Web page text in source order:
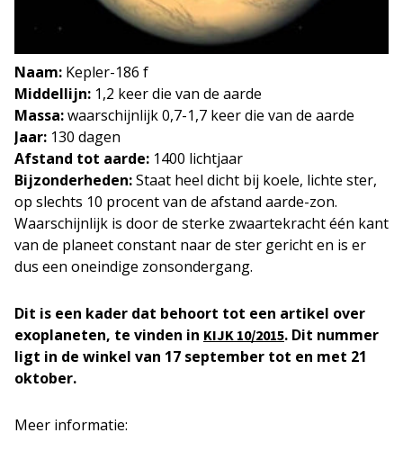
Naam: Kepler-186 f
Middellijn: 1,2 keer die van de aarde
Massa:waarschijnlijk 0,7-1,7 keer die van de aarde
Jaar: 130 dagen
Afstand tot aarde: 1400 lichtjaar
Bijzonderheden:Staat heel dicht bij koele, lichte ster,
op slechts 10 procent van de afstand aarde-zon.
Waarschijnlijk is door de sterke zwaartekracht één kant
van de planeet constant naar de ster gericht en is er
dus een oneindige zonsondergang.
Dit is een kader dat behoort tot een artikel over
exoplaneten, te vinden in KIJK 10/2015. Dit nummer
ligt in de winkel van 17 september tot en met 21
oktober.
Meer informatie: